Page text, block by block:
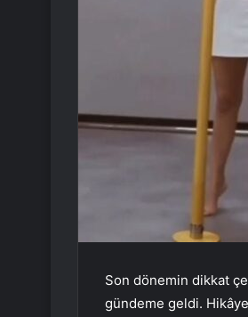
Son dönemin dikkat
gündeme geldi.